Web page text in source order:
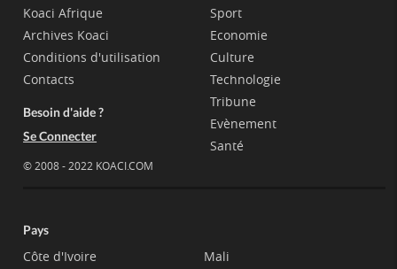
Koaci Afrique
Archives Koaci
Conditions d'utilisation
Contacts
Besoin d'aide ?
Se Connecter
© 2008 - 2022 KOACI.COM
Sport
Economie
Culture
Technologie
Tribune
Evènement
Santé
Pays
Côte d'Ivoire
Mali